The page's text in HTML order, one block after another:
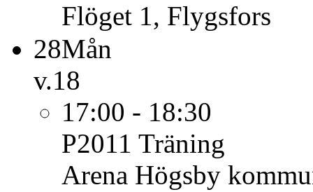
Flöget 1, Flygsfors
28Mån
v.18
17:00 - 18:30
P2011 Träning
Arena Högsby